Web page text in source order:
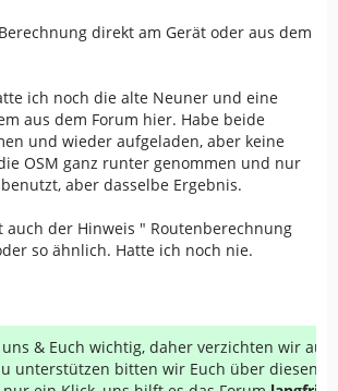
direkt am Gerät oder aus dem
ich noch die alte Neuner und eine
aus dem Forum hier. Habe beide
und wieder aufgeladen, aber keine
OSM ganz runter genommen und nur
aber dasselbe Ergebnis.
auch der Hinweis " Routenberechnung
so ähnlich. Hatte ich noch nie.
& Euch wichtig, daher verzichten wir auf
unterstützen bitten wir Euch über diesen